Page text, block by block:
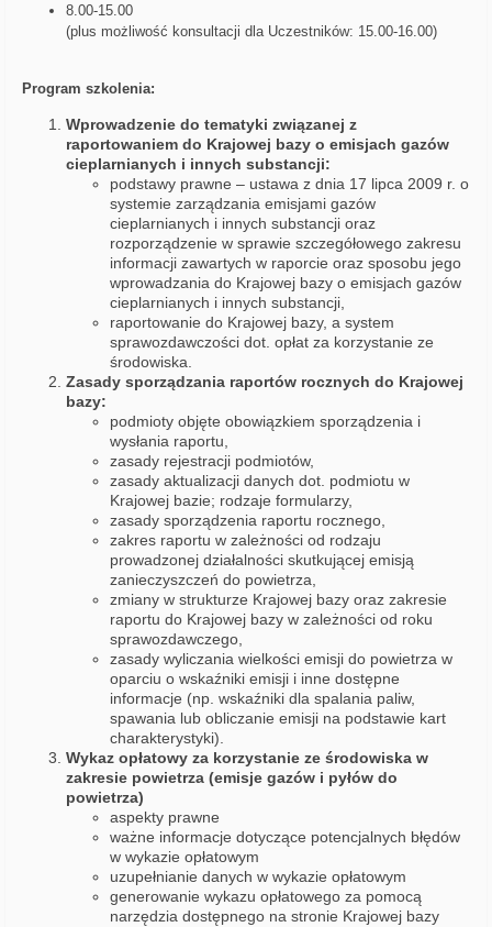
8.00-15.00
(plus możliwość konsultacji dla Uczestników: 15.00-16.00)
Program szkolenia:
Wprowadzenie do tematyki związanej z
raportowaniem do Krajowej bazy o emisjach gazów
cieplarnianych i innych substancji:
podstawy prawne – ustawa z dnia 17 lipca 2009 r. o
systemie zarządzania emisjami gazów
cieplarnianych i innych substancji oraz
rozporządzenie w sprawie szczegółowego zakresu
informacji zawartych w raporcie oraz sposobu jego
wprowadzania do Krajowej bazy o emisjach gazów
cieplarnianych i innych substancji,
raportowanie do Krajowej bazy, a system
sprawozdawczości dot. opłat za korzystanie ze
środowiska.
Zasady sporządzania raportów rocznych do Krajowej
bazy:
podmioty objęte obowiązkiem sporządzenia i
wysłania raportu,
zasady rejestracji podmiotów,
zasady aktualizacji danych dot. podmiotu w
Krajowej bazie; rodzaje formularzy,
zasady sporządzenia raportu rocznego,
zakres raportu w zależności od rodzaju
prowadzonej działalności skutkującej emisją
zanieczyszczeń do powietrza,
zmiany w strukturze Krajowej bazy oraz zakresie
raportu do Krajowej bazy w zależności od roku
sprawozdawczego,
zasady wyliczania wielkości emisji do powietrza w
oparciu o wskaźniki emisji i inne dostępne
informacje (np. wskaźniki dla spalania paliw,
spawania lub obliczanie emisji na podstawie kart
charakterystyki).
Wykaz opłatowy za korzystanie ze środowiska w
zakresie powietrza (emisje gazów i pyłów do
powietrza)
aspekty prawne
ważne informacje dotyczące potencjalnych błędów
w wykazie opłatowym
uzupełnianie danych w wykazie opłatowym
generowanie wykazu opłatowego za pomocą
narzędzia dostępnego na stronie Krajowej bazy